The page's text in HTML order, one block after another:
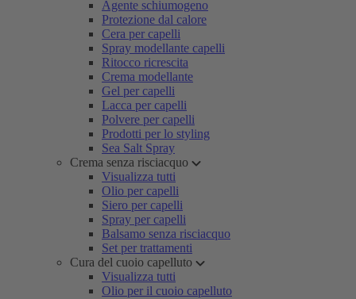
Agente schiumogeno
Protezione dal calore
Cera per capelli
Spray modellante capelli
Ritocco ricrescita
Crema modellante
Gel per capelli
Lacca per capelli
Polvere per capelli
Prodotti per lo styling
Sea Salt Spray
Crema senza risciacquo
Visualizza tutti
Olio per capelli
Siero per capelli
Spray per capelli
Balsamo senza risciacquo
Set per trattamenti
Cura del cuoio capelluto
Visualizza tutti
Olio per il cuoio capelluto